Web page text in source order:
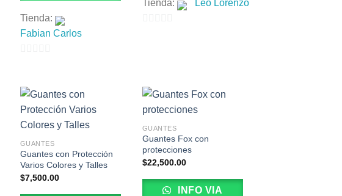
Tienda:
Fabian Carlos
5
Tienda: Leo Lorenzo
GUANTES
Guantes con Protección
Varios Colores y Talles
$7,500.00
GUANTES
Guantes Fox con
protecciones
$22,500.00
INFO VIA